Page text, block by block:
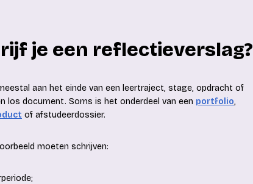
je een reflectieverslag?
aan het einde van een leertraject, stage, opdracht of
los document. Soms is het onderdeel van een portfolio,
of afstudeerdossier.
moeten schrijven: